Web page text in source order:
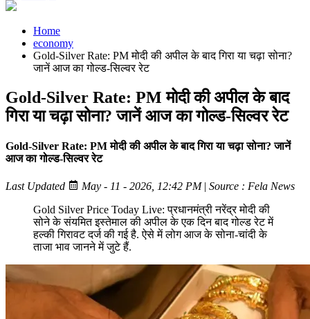
Home
economy
Gold-Silver Rate: PM मोदी की अपील के बाद गिरा या चढ़ा सोना?
जानें आज का गोल्ड-सिल्वर रेट
Gold-Silver Rate: PM मोदी की अपील के बाद
गिरा या चढ़ा सोना? जानें आज का गोल्ड-सिल्वर रेट
Gold-Silver Rate: PM मोदी की अपील के बाद गिरा या चढ़ा सोना? जानें
आज का गोल्ड-सिल्वर रेट
Last Updated May - 11 - 2026, 12:42 PM| Source : Fela News
Gold Silver Price Today Live: प्रधानमंत्री नरेंद्र मोदी की
सोने के संयमित इस्तेमाल की अपील के एक दिन बाद गोल्ड रेट में
हल्की गिरावट दर्ज की गई है. ऐसे में लोग आज के सोना-चांदी के
ताजा भाव जानने में जुटे हैं.